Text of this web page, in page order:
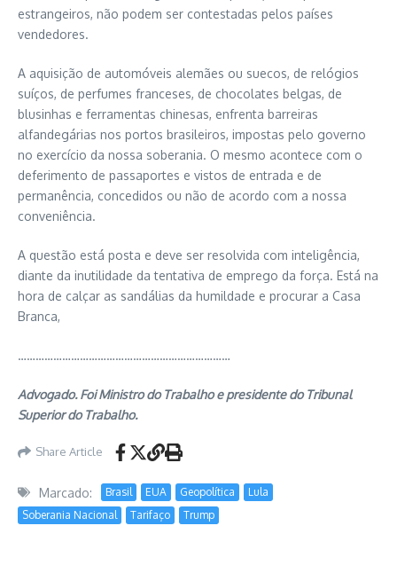
estrangeiros, não podem ser contestadas pelos países
vendedores.
A aquisição de automóveis alemães ou suecos, de relógios
suíços, de perfumes franceses, de chocolates belgas, de
blusinhas e ferramentas chinesas, enfrenta barreiras
alfandegárias nos portos brasileiros, impostas pelo governo
no exercício da nossa soberania. O mesmo acontece com o
deferimento de passaportes e vistos de entrada e de
permanência, concedidos ou não de acordo com a nossa
conveniência.
A questão está posta e deve ser resolvida com inteligência,
diante da inutilidade da tentativa de emprego da força. Está na
hora de calçar as sandálias da humildade e procurar a Casa
Branca,
………………………………………………………………
Advogado. Foi Ministro do Trabalho e presidente do Tribunal
Superior do Trabalho.
Share Article
Marcado: Brasil EUA Geopolítica
Lula
Soberania Nacional
Tarifaço Trump